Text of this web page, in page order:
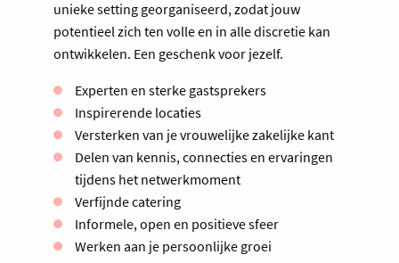
unieke setting georganiseerd, zodat jouw
potentieel zich ten volle en in alle discretie kan
ontwikkelen. Een geschenk voor jezelf.
Experten en sterke gastsprekers
Inspirerende locaties
Versterken van je vrouwelijke zakelijke kant
Delen van kennis, connecties en ervaringen
tijdens het netwerkmoment
Verfijnde catering
Informele, open en positieve sfeer
Werken aan je persoonlijke groei